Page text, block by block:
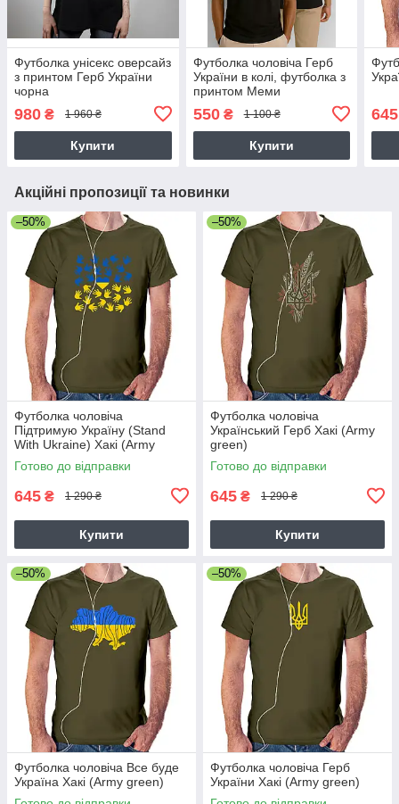
Футболка унісекс оверсайз
з принтом Герб України
чорна
980 ₴ 1 960 ₴
Купити
Футболка чоловіча Герб
України в колі, футболка з
принтом Меми
550₴ 1 100 ₴
Купити
645
Акційні пропозиції та новинки
–50%
Футболка чоловіча
Підтримую Україну (Stand
With Ukraine) Хакі (Army
green) L
Готово до відправки
645 ₴ 1 290 ₴
Купити
–50%
Футболка чоловіча
Український Герб Хакі (Army
green)
Готово до відправки
645 ₴ 1 290 ₴
Купити
–50%
Футболка чоловіча Все буде
Україна Хакі (Army green)
–50%
Футболка чоловіча Герб
України Хакі (Army green)